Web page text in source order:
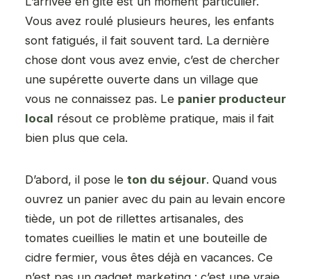
Vous avez roulé plusieurs heures, les enfants
sont fatigués, il fait souvent tard. La dernière
chose dont vous avez envie, c’est de chercher
une supérette ouverte dans un village que
vous ne connaissez pas. Le panier producteur
local résout ce problème pratique, mais il fait
bien plus que cela.
D’abord, il pose le ton du séjour. Quand vous
ouvrez un panier avec du pain au levain encore
tiède, un pot de rillettes artisanales, des
tomates cueillies le matin et une bouteille de
cidre fermier, vous êtes déjà en vacances. Ce